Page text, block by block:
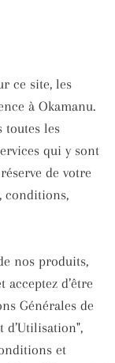
ce site, les
à Okamanu.
toutes les
qui y sont
de votre
conditions,
nos produits,
acceptez d’être
Générales de
d’Utilisation",
et